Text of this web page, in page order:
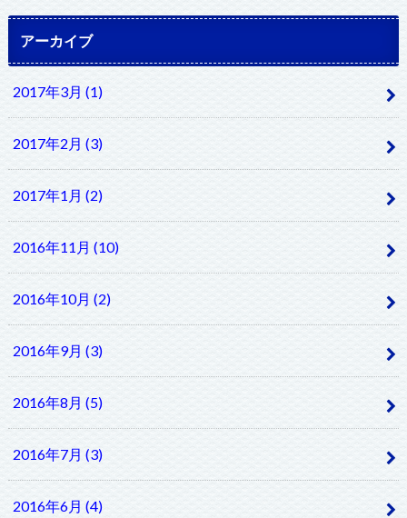
アーカイブ
2017年3月 (1)
2017年2月 (3)
2017年1月 (2)
2016年11月 (10)
2016年10月 (2)
2016年9月 (3)
2016年8月 (5)
2016年7月 (3)
2016年6月 (4)